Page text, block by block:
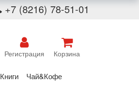
+7 (8216) 78-51-01
Регистрация Корзина
Книги Чай&Кофе